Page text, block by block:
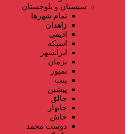
سیستان و بلوچستان
تمام شهر‌ها
زاهدان
ادیمی
اسپکه
ایرانشهر
بزمان
بمپور
بنت
پیشین
جالق
چابهار
خاش
دوست محمد